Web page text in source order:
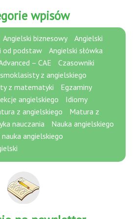
wpisów
Angielski biznesowy
Angielski
od podstaw
Angielski słówka
– CAE
Czasowniki
z angielskiego
z matematyki
Egzaminy
angielskiego
Idiomy
z angielskiego
Matura z
nauczania
Nauka angielskiego
angielskiego